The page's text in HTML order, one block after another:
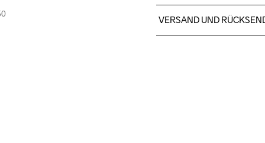
100% Recycelter Polyester
VERSAND UND